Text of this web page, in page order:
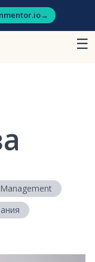
→
☰